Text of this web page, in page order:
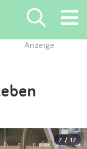
×
Anzeige
7 / 17